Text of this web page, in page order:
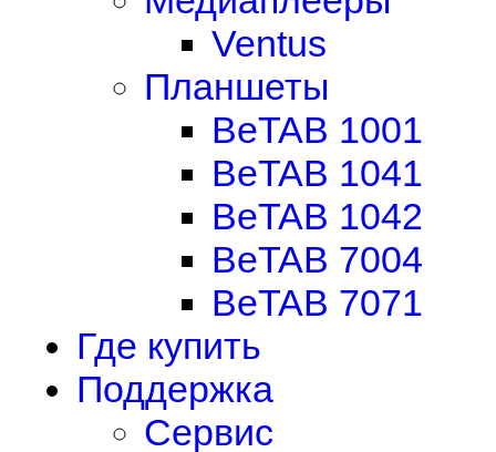
Ventus
Планшеты
BeTAB 1001
BeTAB 1041
BeTAB 1042
BeTAB 7004
BeTAB 7071
Где купить
Поддержка
Сервис